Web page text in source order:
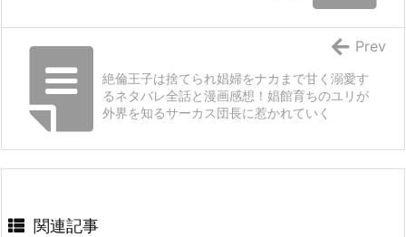
絶倫王子は捨てられ娼婦をナカまで甘く溺愛す
るネタバレ全話と漫画感想！娼館育ちのユリが
外界を知るサーカス団長に惹かれていく
Prev
関連記事